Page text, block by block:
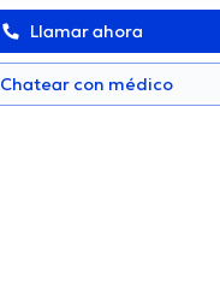
Llamar ahora
Chatear con médico